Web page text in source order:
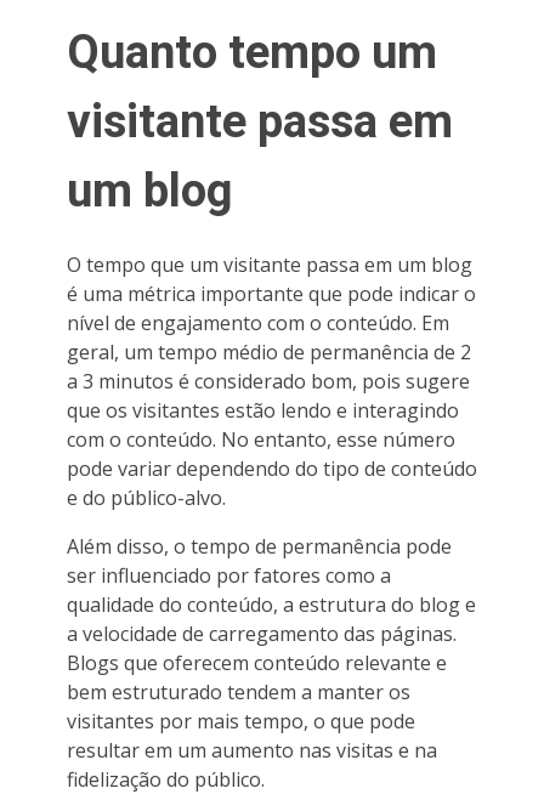
Quanto tempo um
visitante passa em
um blog
O tempo que um visitante passa em um blog
é uma métrica importante que pode indicar o
nível de engajamento com o conteúdo. Em
geral, um tempo médio de permanência de 2
a 3 minutos é considerado bom, pois sugere
que os visitantes estão lendo e interagindo
com o conteúdo. No entanto, esse número
pode variar dependendo do tipo de conteúdo
e do público-alvo.
Além disso, o tempo de permanência pode
ser influenciado por fatores como a
qualidade do conteúdo, a estrutura do blog e
a velocidade de carregamento das páginas.
Blogs que oferecem conteúdo relevante e
bem estruturado tendem a manter os
visitantes por mais tempo, o que pode
resultar em um aumento nas visitas e na
fidelização do público.